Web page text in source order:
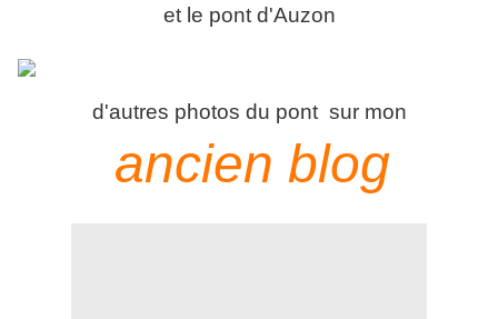
et le pont d'Auzon
d'autres photos du pont sur mon
ancien blog